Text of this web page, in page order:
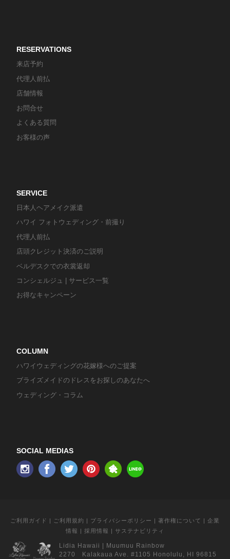
RESERVATIONS
来店予約
代理人前払
店舗情報
お問合せ
よくある質問
お客様の声
SERVICE
日本人ヘアメイク派遣
ハワイ フォトウェディング・前撮り
代理人前払
店頭クレジット決済のご説明
ベルデスクでの衣裳返却
コンシェルジュ | サービス一覧
お得なキャンペーン
COLUMN
ハワイウェディングの花嫁様へのご提案
ブライズメイドのドレスをお探しのあなたへ
ウェディング・コラム
SOCIAL MEDIAS
ご利用ガイド | ご利用規約 | プライバシーポリシー | 著作権について | 企業
情報 | 採用情報 | サステナビリティ
Lidia Hawaii
Muumuu Rainbow
2270 Kalakaua Ave. #1105 Honolulu, HI 96815